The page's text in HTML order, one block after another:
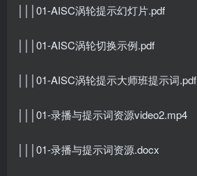
│││01-AISC涡轮提示幻灯片.pdf
│││01-AISC涡轮切换示例.pdf
│││01-AISC涡轮提示大师班提示词.pdf
│││01-录播与提示词资源video2.mp4
│││01-录播与提示词资源.docx